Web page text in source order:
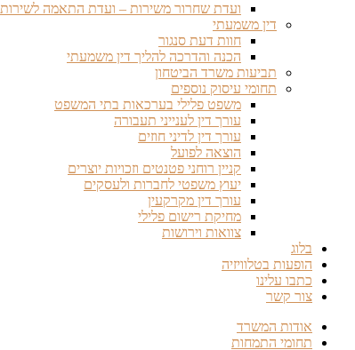
ועדת שחרור משירות – ועדת התאמה לשירות
דין משמעתי
חוות דעת סנגור
הכנה והדרכה להליך דין משמעתי
תביעות משרד הביטחון
תחומי עיסוק נוספים
משפט פלילי בערכאות בתי המשפט
עורך דין לענייני תעבורה
עורך דין לדיני חוזים
הוצאה לפועל
קניין רוחני פטנטים וזכויות יוצרים
יעוץ משפטי לחברות ולעסקים
עורך דין מקרקעין
מחיקת רישום פלילי
צוואות וירושות
בלוג
הופעות בטלוויזיה
כתבו עלינו
צור קשר
אודות המשרד
תחומי התמחות